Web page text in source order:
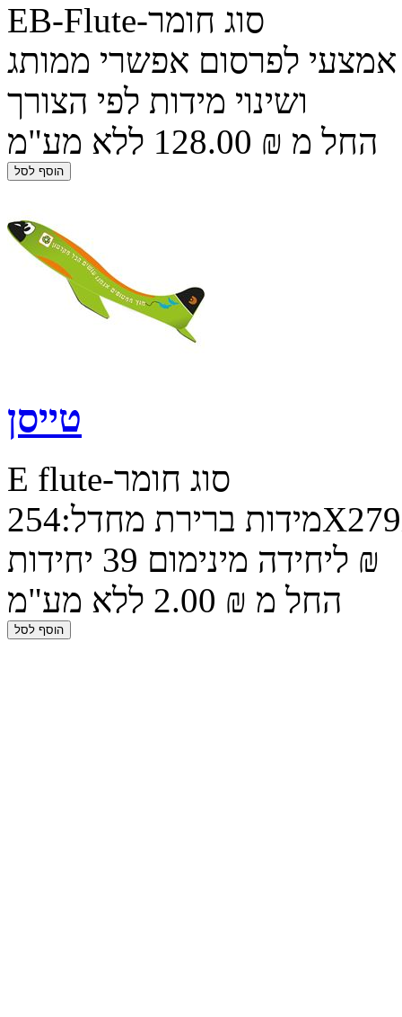
EB-Flute-סוג חומר
לפרסום אפשרי ממותג
ושינוי מידות לפי הצורך
החל מ ₪ 128.00 ללא מע"מ
טייסן
E flute-סוג חומר
מידות ברירת מחדל:254X279X74 ניתן להתאים מידות למוצר. 5
₪ ליחידה מינימום 39 יחידות
החל מ ₪ 2.00 ללא מע"מ